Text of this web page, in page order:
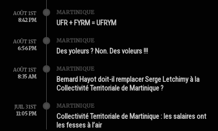
AOÛT 1ST
8:42 PM
MARTINIQUE
UFR + FYRM = UFRYM
AOÛT 1ST
6:56 PM
MARTINIQUE
Des yoleurs ? Non. Des voleurs !!!
AOÛT 1ST
8:35 AM
MARTINIQUE
Bernard Hayot doit-il remplacer Serge Letchimy à la
Collectivité Territoriale de Martinique ?
JUIL 31ST
11:05 PM
MARTINIQUE
Collectivité Territoriale de Martinique : les salaires ont
les fesses à l’air